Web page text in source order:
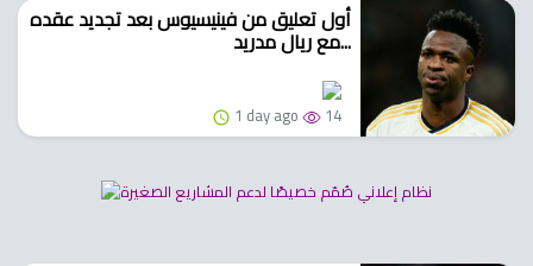
أول تعليق من فينيسيوس بعد تجديد عقده
مع ريال مدريد...
1 day ago 14